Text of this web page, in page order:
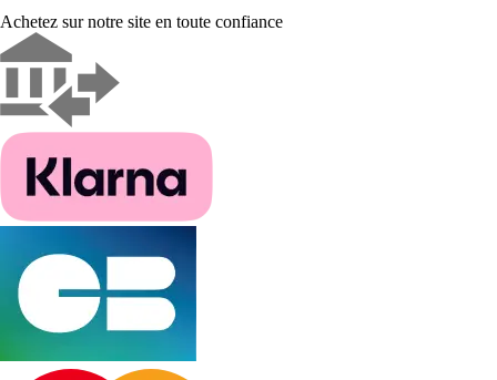
Achetez sur notre site en toute confiance